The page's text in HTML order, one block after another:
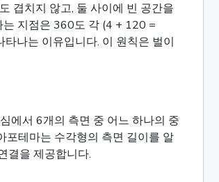
겹치지 않고, 둘 사이에 빈 공간을
는 지점은 360도 각 (4 + 120 =
나는 이유입니다. 이 원칙은 벌이
에서 6개의 측면 중 어느 하나의 중
포테마는 수각형의 측면 길이를 알
결을 제공합니다.